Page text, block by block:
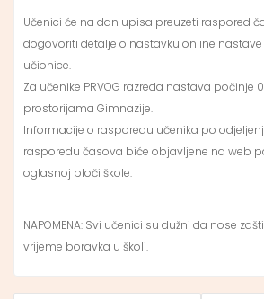
Učenici će na dan upisa preuzeti raspored
dogovoriti detalje o nastavku online
učionice.
Za učenike PRVOG razreda nastava počinje
prostorijama Gimnazije.
Informacije o rasporedu učenika po
rasporedu časova biće objavljene na web
oglasnoj ploči škole.
NAPOMENA: Svi učenici su dužni da nose
vrijeme boravka u školi.